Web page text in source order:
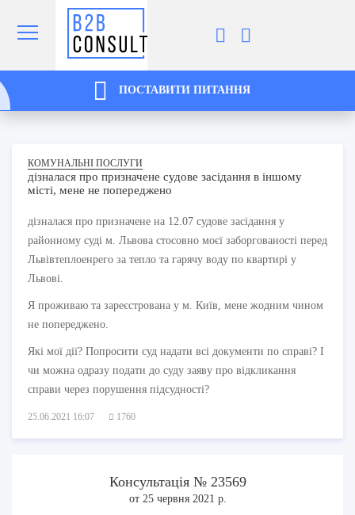
ПОСТАВИТИ ПИТАННЯ
КОМУНАЛЬНІ ПОСЛУГИ
дізналася про призначене судове засідання в іншому
місті, мене не попереджено
дізналася про призначене на 12.07 судове засідання у
районному суді м. Львова стосовно моєї заборгованості перед
Львівтеплоенрего за тепло та гарячу воду по квартирі у
Львові.
Я проживаю та зареєстрована у м. Київ, мене жодним чином
не попереджено.
Які мої дії? Попросити суд надати всі документи по справі? І
чи можна одразу подати до суду заяву про відкликання
справи через порушення підсудності?
25.06.2021 16:07 1760
Консультація № 23569
от 25 червня 2021 р.